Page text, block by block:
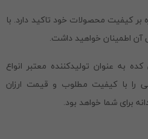
بر کیفیت محصولات خود تاکید دارد. با
آن اطمینان خواهید داشت.
کده به عنوان تولیدکننده معتبر انواع
را با کیفیت مطلوب و قیمت ارزان
برای شما خواهد بود.